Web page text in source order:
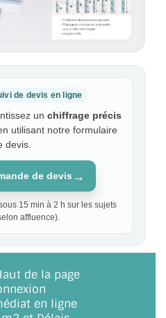
de devis en ligne
un chiffrage précis
utilisant notre formulaire
devis.
de devis →
15 min à 2 h sur les sujets
affluence).
de la page
en ligne